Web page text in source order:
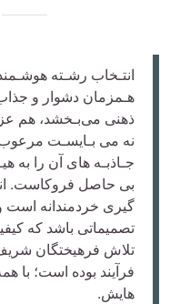
انتـخاب رشـته
هـمزمان دشوار و
ذهنی می‌بـخشد، هم عزم
نه می بـایسـت مرعوب
جـاذبـه های آن را
بی حاصل فروکاست.
گیری خردمندانه است
تصمیماتی باشد که
تلاش فرهیختگان
فرآیند بوده است؛ با
هایش.